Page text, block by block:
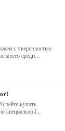
с уверенностью
место среди
купить
специальной...